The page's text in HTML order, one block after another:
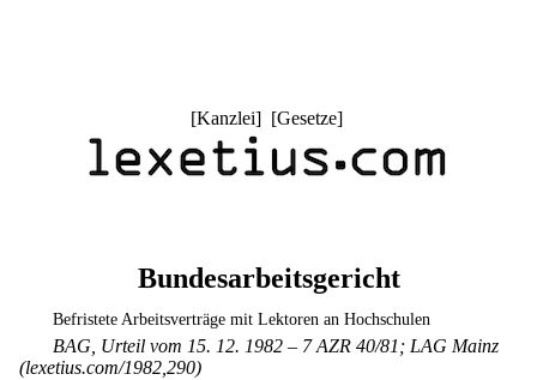
[Kanzlei] [Gesetze]
Bundesarbeitsgericht
Befristete Arbeitsverträge mit Lektoren an Hochschulen
BAG, Urteil vom 15. 12. 1982 – 7 AZR 40/81; LAG Mainz
(lexetius.com/1982,290)